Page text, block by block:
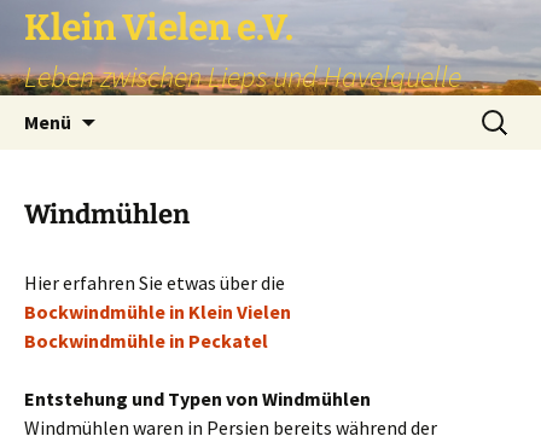
Zum
Inhalt
springen
Klein Vielen e.V.
Leben zwischen Lieps und Havelquelle
Menü
Suchen
nach:
Windmühlen
Hier erfahren Sie etwas über die
Bockwindmühle in Klein Vielen
Bockwindmühle in Peckatel
Entstehung und Typen von Windmühlen
Windmühlen waren in Persien bereits während der